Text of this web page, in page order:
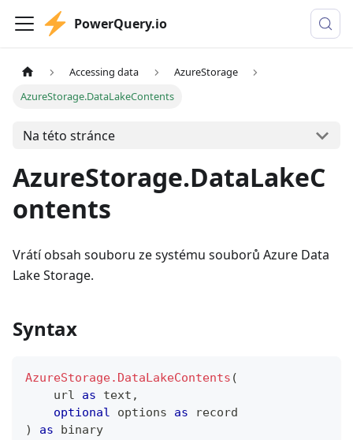
PowerQuery.io
Accessing data
AzureStorage
AzureStorage.DataLakeContents
Na této stránce
AzureStorage.DataLakeC
ontents
Vrátí obsah souboru ze systému souborů Azure Data
Lake Storage.
Syntax
AzureStorage.DataLakeContents (
    url
as text ,
optional options as
record
)
as binary